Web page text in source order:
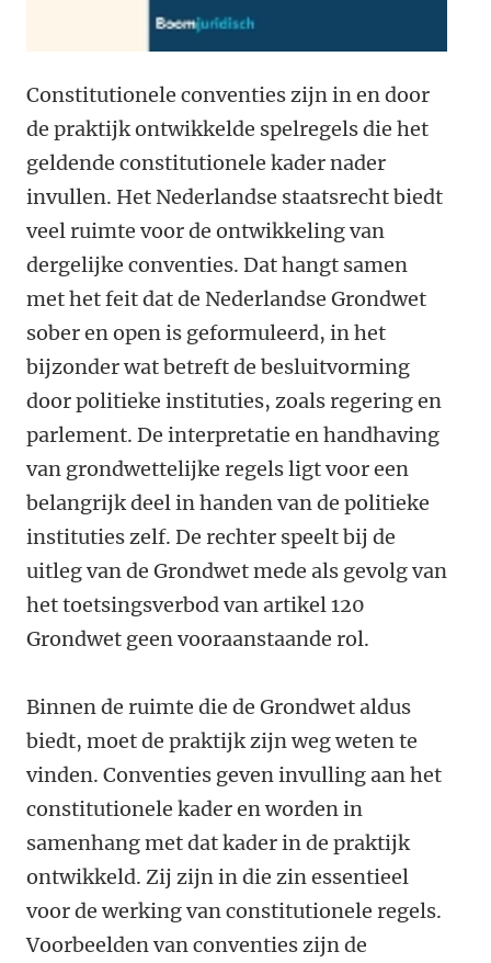
Constitutionele conventies zijn in en door
de praktijk ontwikkelde spelregels die het
geldende constitutionele kader nader
invullen. Het Nederlandse staatsrecht biedt
veel ruimte voor de ontwikkeling van
dergelijke conventies. Dat hangt samen
met het feit dat de Nederlandse Grondwet
sober en open is geformuleerd, in het
bijzonder wat betreft de besluitvorming
door politieke instituties, zoals regering en
parlement. De interpretatie en handhaving
van grondwettelijke regels ligt voor een
belangrijk deel in handen van de politieke
instituties zelf. De rechter speelt bij de
uitleg van de Grondwet mede als gevolg van
het toetsingsverbod van artikel 120
Grondwet geen vooraanstaande rol.
Binnen de ruimte die de Grondwet aldus
biedt, moet de praktijk zijn weg weten te
vinden. Conventies geven invulling aan het
constitutionele kader en worden in
samenhang met dat kader in de praktijk
ontwikkeld. Zij zijn in die zin essentieel
voor de werking van constitutionele regels.
Voorbeelden van conventies zijn de